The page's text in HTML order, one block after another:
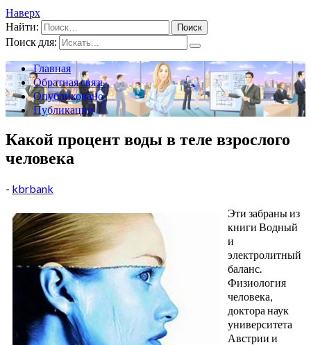
Наверх
Найти:
Поиск для:
Главная
Обратная связь
Опубликовано
Публикации
Какой процент воды в теле взрослого
человека
- kbrbank
Эти забраны из
книги Водный
и
электролитный
баланс.
Физиология
человека,
доктора наук
университета
Австрии и